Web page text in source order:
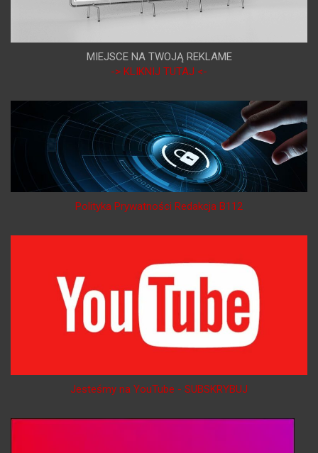
MIEJSCE NA TWOJĄ REKLAME
-> KLIKNIJ TUTAJ <-
Polityka Prywatności Redakcja B112
Jesteśmy na YouTube - SUBSKRYBUJ